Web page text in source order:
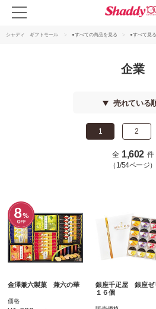
シャディ ギフトモール ●すべての商品を見る ●すべて見る
企業
売れている
1 2
全 1,602 件
（1/54ページ）
金澤兼六製菓 兼六の華
価格
銀座千疋屋 銀座ゼ
１６個